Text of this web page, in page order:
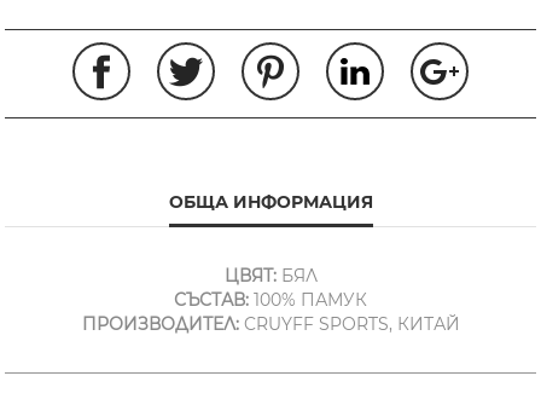
ОБЩА ИНФОРМАЦИЯ
ЦВЯТ:БЯЛ
СЪСТАВ: 100% ПАМУК
ПРОИЗВОДИТЕЛ:CRUYFF SPORTS, КИТАЙ